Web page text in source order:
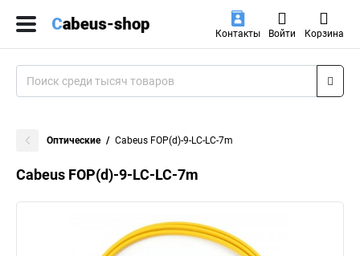
Контакты Войти Корзина
Оптические Cabeus FOP(d)-9-LC-LC-7m
Cabeus FOP(d)-9-LC-LC-7m